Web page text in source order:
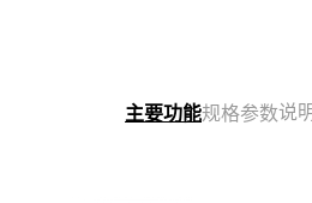
主要功能规格参数说